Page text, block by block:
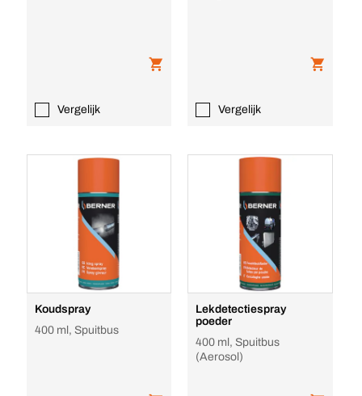
Vergelijk Vergelijk
Koudspray
400 ml, Spuitbus
Lekdetectiespray
poeder
400 ml, Spuitbus
(Aerosol)